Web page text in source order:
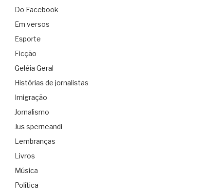
Do Facebook
Em versos
Esporte
Ficção
Geléia Geral
Histórias de jornalistas
Imigração
Jornalismo
Jus sperneandi
Lembranças
Livros
Música
Política